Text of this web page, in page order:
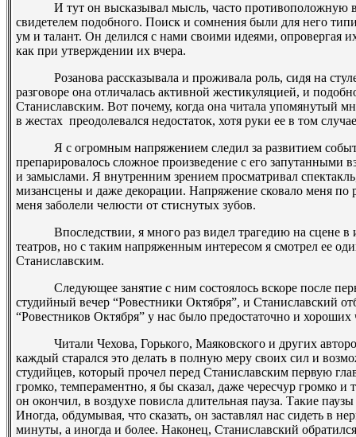
И тут он высказывал мысль, часто противоположную
свидетелем подобного. Поиск и сомнения были для него
ум и талант. Он делился с нами своими идеями, опровергая
как при утверждении их вчера.
Розанова рассказывала и проживала роль, сидя на
разговоре она отличалась активной жестикуляцией, и
Станиславским. Вот почему, когда она читала упомянутый
в жестах ­ преодолевался недостаток, хотя руки ее в том
Я с огромным напряжением следил за развитием
препарировалось сложное произведение с его запутанными
и замыслами. Я внутренним зрением просматривал
мизансцены и даже декорации. Напряжение сковало меня по
меня заболели челюсти от стиснутых зубов.
Впоследствии, я много раз видел трагедию на сцене в
театров, но с таким напряженным интересом я смотрел ее
Станиславским.
Следующее занятие с ним состоялось вскоре после
студийный вечер “Ровестники Октября”, и Станиславский
“Ровестников Октября” у нас было предостаточно и
Читали Чехова, Горького, Маяковского и других
каждый старался это делать в полную меру своих сил и
студийцев, который прочел перед Станиславским первую
громко, темпераментно, я бы сказал, даже чересчур громко и
он окончил, в воздухе повисла длительная пауза. Такие
Иногда, обдумывая, что сказать, он заставлял нас сидеть в
минуты, а иногда и более. Наконец, Станиславский